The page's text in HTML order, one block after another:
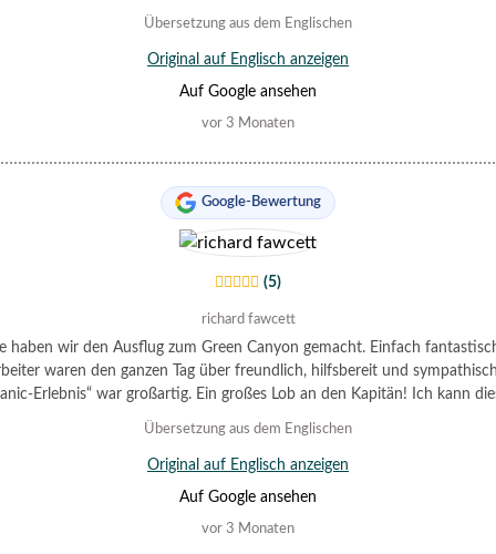
war wunderschön und alles bestens organisiert – wir haben den
einfach nur genossen.
Übersetzung aus dem Englischen
Original auf Englisch anzeigen
Auf Google ansehen
vor 3 Monaten
Google-Bewertung
(5)
richard fawcett
haben wir den Ausflug zum Green Canyon gemacht. Einfach
waren den ganzen Tag über freundlich, hilfsbereit und
Erlebnis“ war großartig. Ein großes Lob an den Kapitän! Ich kann
nur wärmstens empfehlen. Das Mittagessen mit Aussicht war
Vielen Dank!
Übersetzung aus dem Englischen
Original auf Englisch anzeigen
Auf Google ansehen
vor 3 Monaten